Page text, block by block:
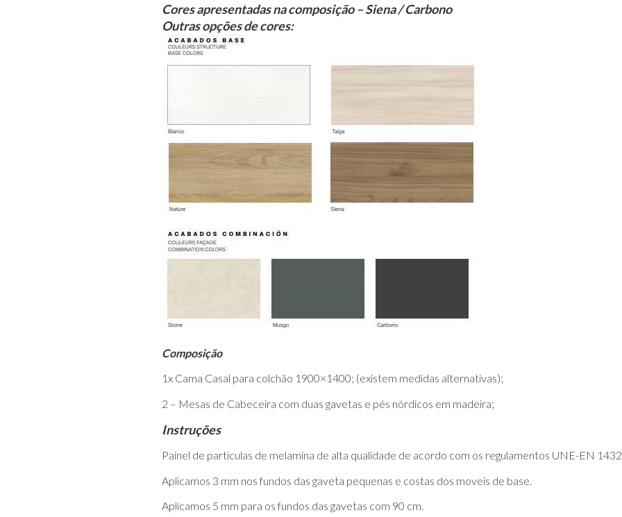
Cores apresentadas na composição – Siena / Carbono
Outras opções de cores:
Composição
1x Cama Casal para colchão 1900×1400; (existem medidas alternativas);
2 – Mesas de Cabeceira com duas gavetas e pés nórdicos em madeira;
Instruções
Painel de partículas de melamina de alta qualidade de acordo com os regulamentos UNE-EN
Aplicamos 3 mm nos fundos das gaveta pequenas e costas dos moveis de base.
Aplicamos 5 mm para os fundos das gavetas com 90 cm.